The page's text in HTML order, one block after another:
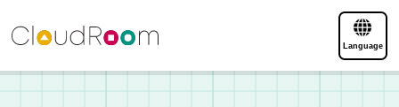
Language